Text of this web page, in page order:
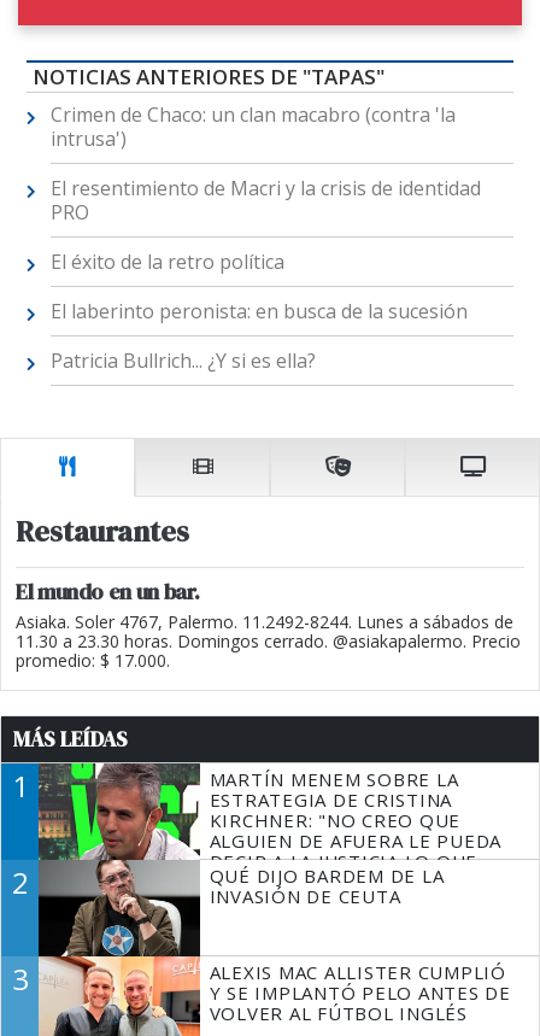
NOTICIAS ANTERIORES DE "TAPAS"
Crimen de Chaco: un clan macabro (contra 'la
intrusa')
El resentimiento de Macri y la crisis de identidad
PRO
El éxito de la retro política
El laberinto peronista: en busca de la sucesión
Patricia Bullrich... ¿Y si es ella?
Restaurantes
El mundo en un bar.
Asiaka. Soler 4767, Palermo. 11.2492-8244. Lunes a sábados de
11.30 a 23.30 horas. Domingos cerrado. @asiakapalermo. Precio
promedio: $ 17.000.
MÁS LEÍDAS
1
MARTÍN MENEM SOBRE LA
ESTRATEGIA DE CRISTINA
KIRCHNER: "NO CREO QUE
ALGUIEN DE AFUERA LE PUEDA
DECIR A LA JUSTICIA LO QUE
TIENE QUE HACER"
2
QUÉ DIJO BARDEM DE LA
INVASIÓN DE CEUTA
3
ALEXIS MAC ALLISTER CUMPLIÓ
Y SE IMPLANTÓ PELO ANTES DE
VOLVER AL FÚTBOL INGLÉS